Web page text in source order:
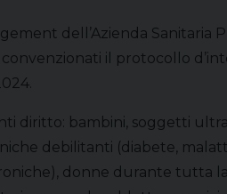
dell’Azienda Sanitaria
convenzionati il protocollo
diritto: bambini, soggetti
debilitanti (diabete,
donne durante tutta